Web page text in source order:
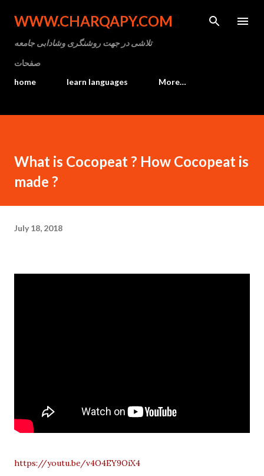
Skip to main content
WWW.CHARQAPY.COM
تلاشی در جهت روشنگری وشادابی جامعه
صفحات
home
learn languages More…
What is Cocopeat ? How Cocopeat is
made ?
July 18, 2018
https://youtu.be/v4O4EY9OiX4